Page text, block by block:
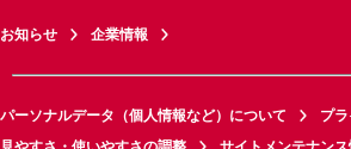
お知らせ 企業情報
パーソナルデータ（個人情報など）について プ